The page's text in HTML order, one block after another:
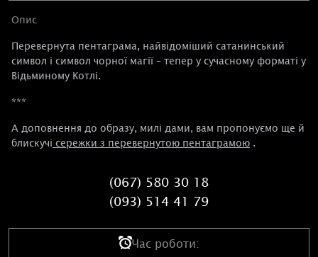
Опис
Перевернута пентаграма, найвідоміший сатанинський
символ і символ чорної магії – тепер у сучасному форматі у
Відьминому Котлі.
***
А доповнення до образу, милі дами, вам пропонуємо ще й
блискучі сережки з перевернутою пентаграмою .
(067) 580 30 18
(093) 514 41 79
Час роботи: